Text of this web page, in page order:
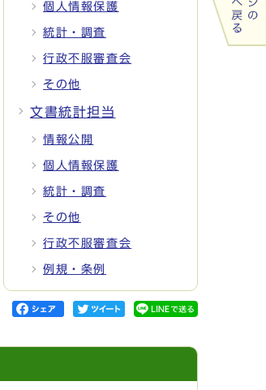
個人情報保護
統計・調査
行政不服審査会
その他
文書統計担当
情報公開
個人情報保護
統計・調査
その他
行政不服審査会
例規・条例